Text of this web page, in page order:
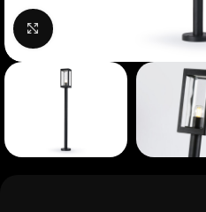
Нажмите, чтобы увеличить